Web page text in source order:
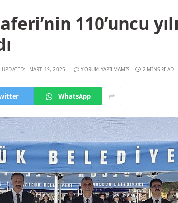
110’uncu yılı
UPDATED: MART 19, 2025 YORUM YAPILMAMIŞ 2 MINS READ
WhatsApp